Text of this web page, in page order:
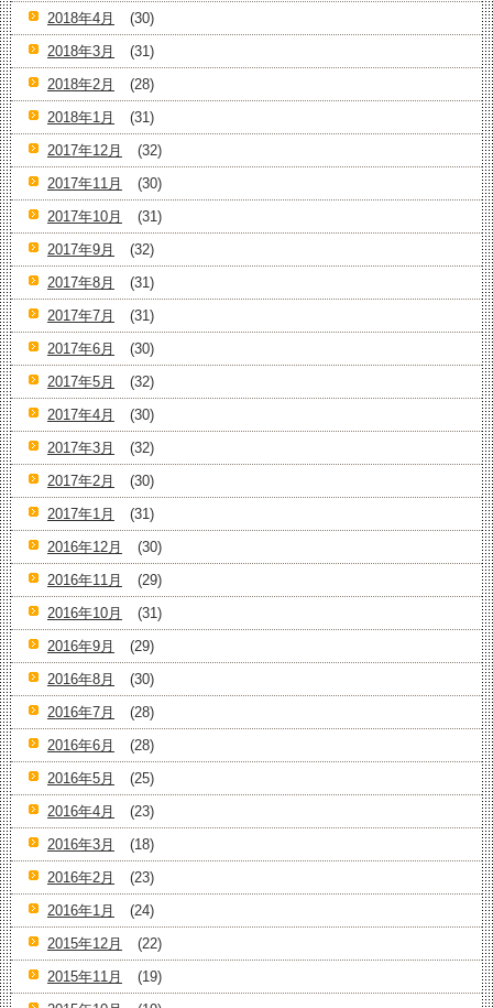
2018年4月
(30)
2018年3月
(31)
2018年2月
(28)
2018年1月
(31)
2017年12月
(32)
2017年11月
(30)
2017年10月
(31)
2017年9月
(32)
2017年8月
(31)
2017年7月
(31)
2017年6月
(30)
2017年5月
(32)
2017年4月
(30)
2017年3月
(32)
2017年2月
(30)
2017年1月
(31)
2016年12月
(30)
2016年11月
(29)
2016年10月
(31)
2016年9月
(29)
2016年8月
(30)
2016年7月
(28)
2016年6月
(28)
2016年5月
(25)
2016年4月
(23)
2016年3月
(18)
2016年2月
(23)
2016年1月
(24)
2015年12月
(22)
2015年11月
(19)